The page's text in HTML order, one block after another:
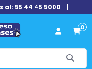
al: 55 44 45 5000 |
0